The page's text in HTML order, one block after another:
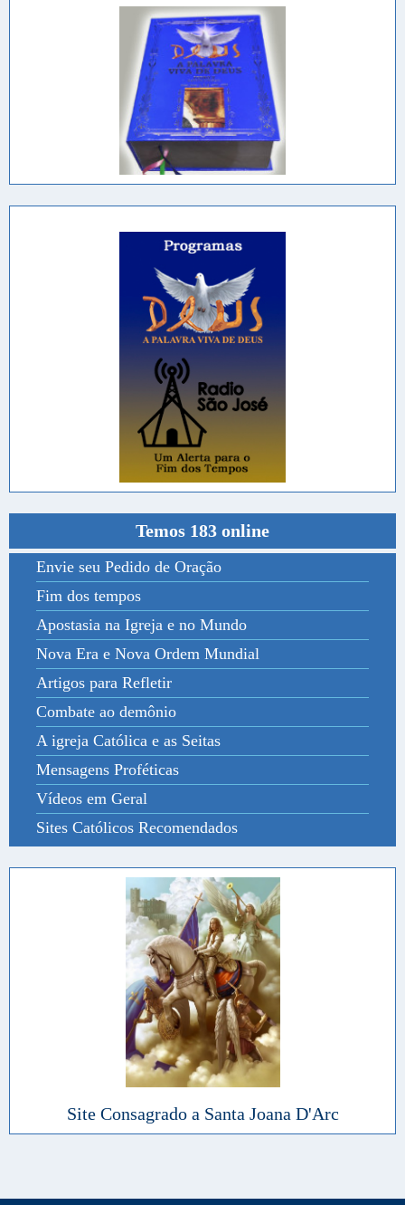
Temos 183 online
Envie seu Pedido de Oração
Fim dos tempos
Apostasia na Igreja e no Mundo
Nova Era e Nova Ordem Mundial
Artigos para Refletir
Combate ao demônio
A igreja Católica e as Seitas
Mensagens Proféticas
Vídeos em Geral
Sites Católicos Recomendados
Site Consagrado a Santa Joana D'Arc